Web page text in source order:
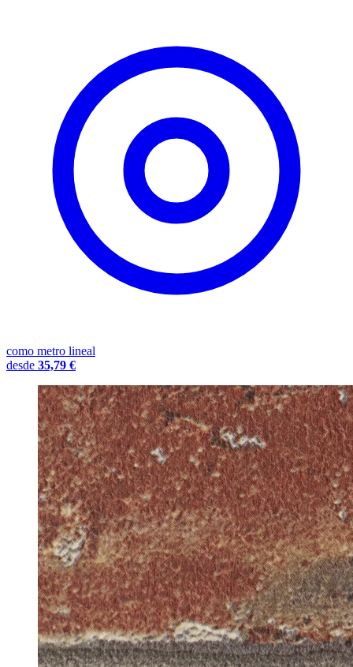
como metro lineal
desde 35,79 €